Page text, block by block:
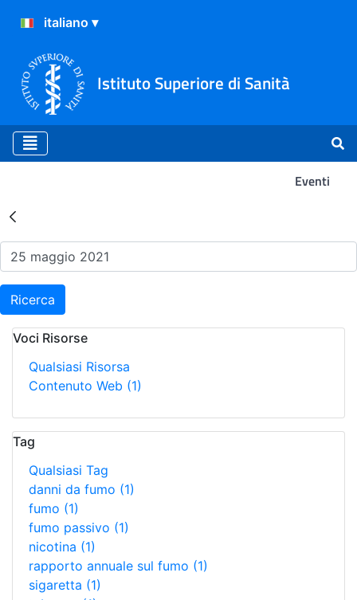
Istituto Superiore di Sanità
Eventi
Risultati della Ricerca -
Ricerca
Voci Risorse
Qualsiasi Risorsa
Contenuto Web (1)
Tag
Qualsiasi Tag
danni da fumo (1)
fumo (1)
fumo passivo (1)
nicotina (1)
rapporto annuale sul fumo (1)
sigaretta (1)